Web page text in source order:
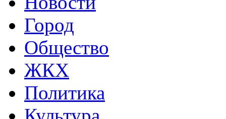
Город
Общество
ЖКХ
Политика